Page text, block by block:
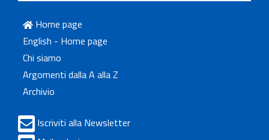
Home page
English - Home page
Chi siamo
Argomenti dalla A alla Z
Archivio
Iscriviti alla Newsletter